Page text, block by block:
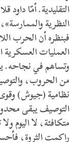
التقليدية. أمّا
النظرية
فبنظره أن الحرب
العمليات
وتساهم في نجاحه.
من الحروب،
نظامية (جيوش)
التوصيف يبقى
متكافئة، لا اليوم
راكمت الثروة،